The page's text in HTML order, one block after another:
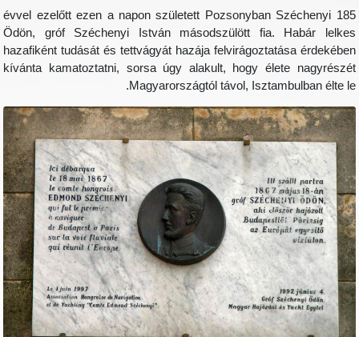
185 évvel ezelőtt ezen a napon született Pozsonyban Széchenyi
Ödön, gróf Széchenyi István másodszülött fia. Habár
hazafiként tudását és tettvágyát hazája felvirágoztatása
kívánta kamatoztatni, sorsa úgy alakult, hogy élete
Magyarországtól távol, Isztambulban élte